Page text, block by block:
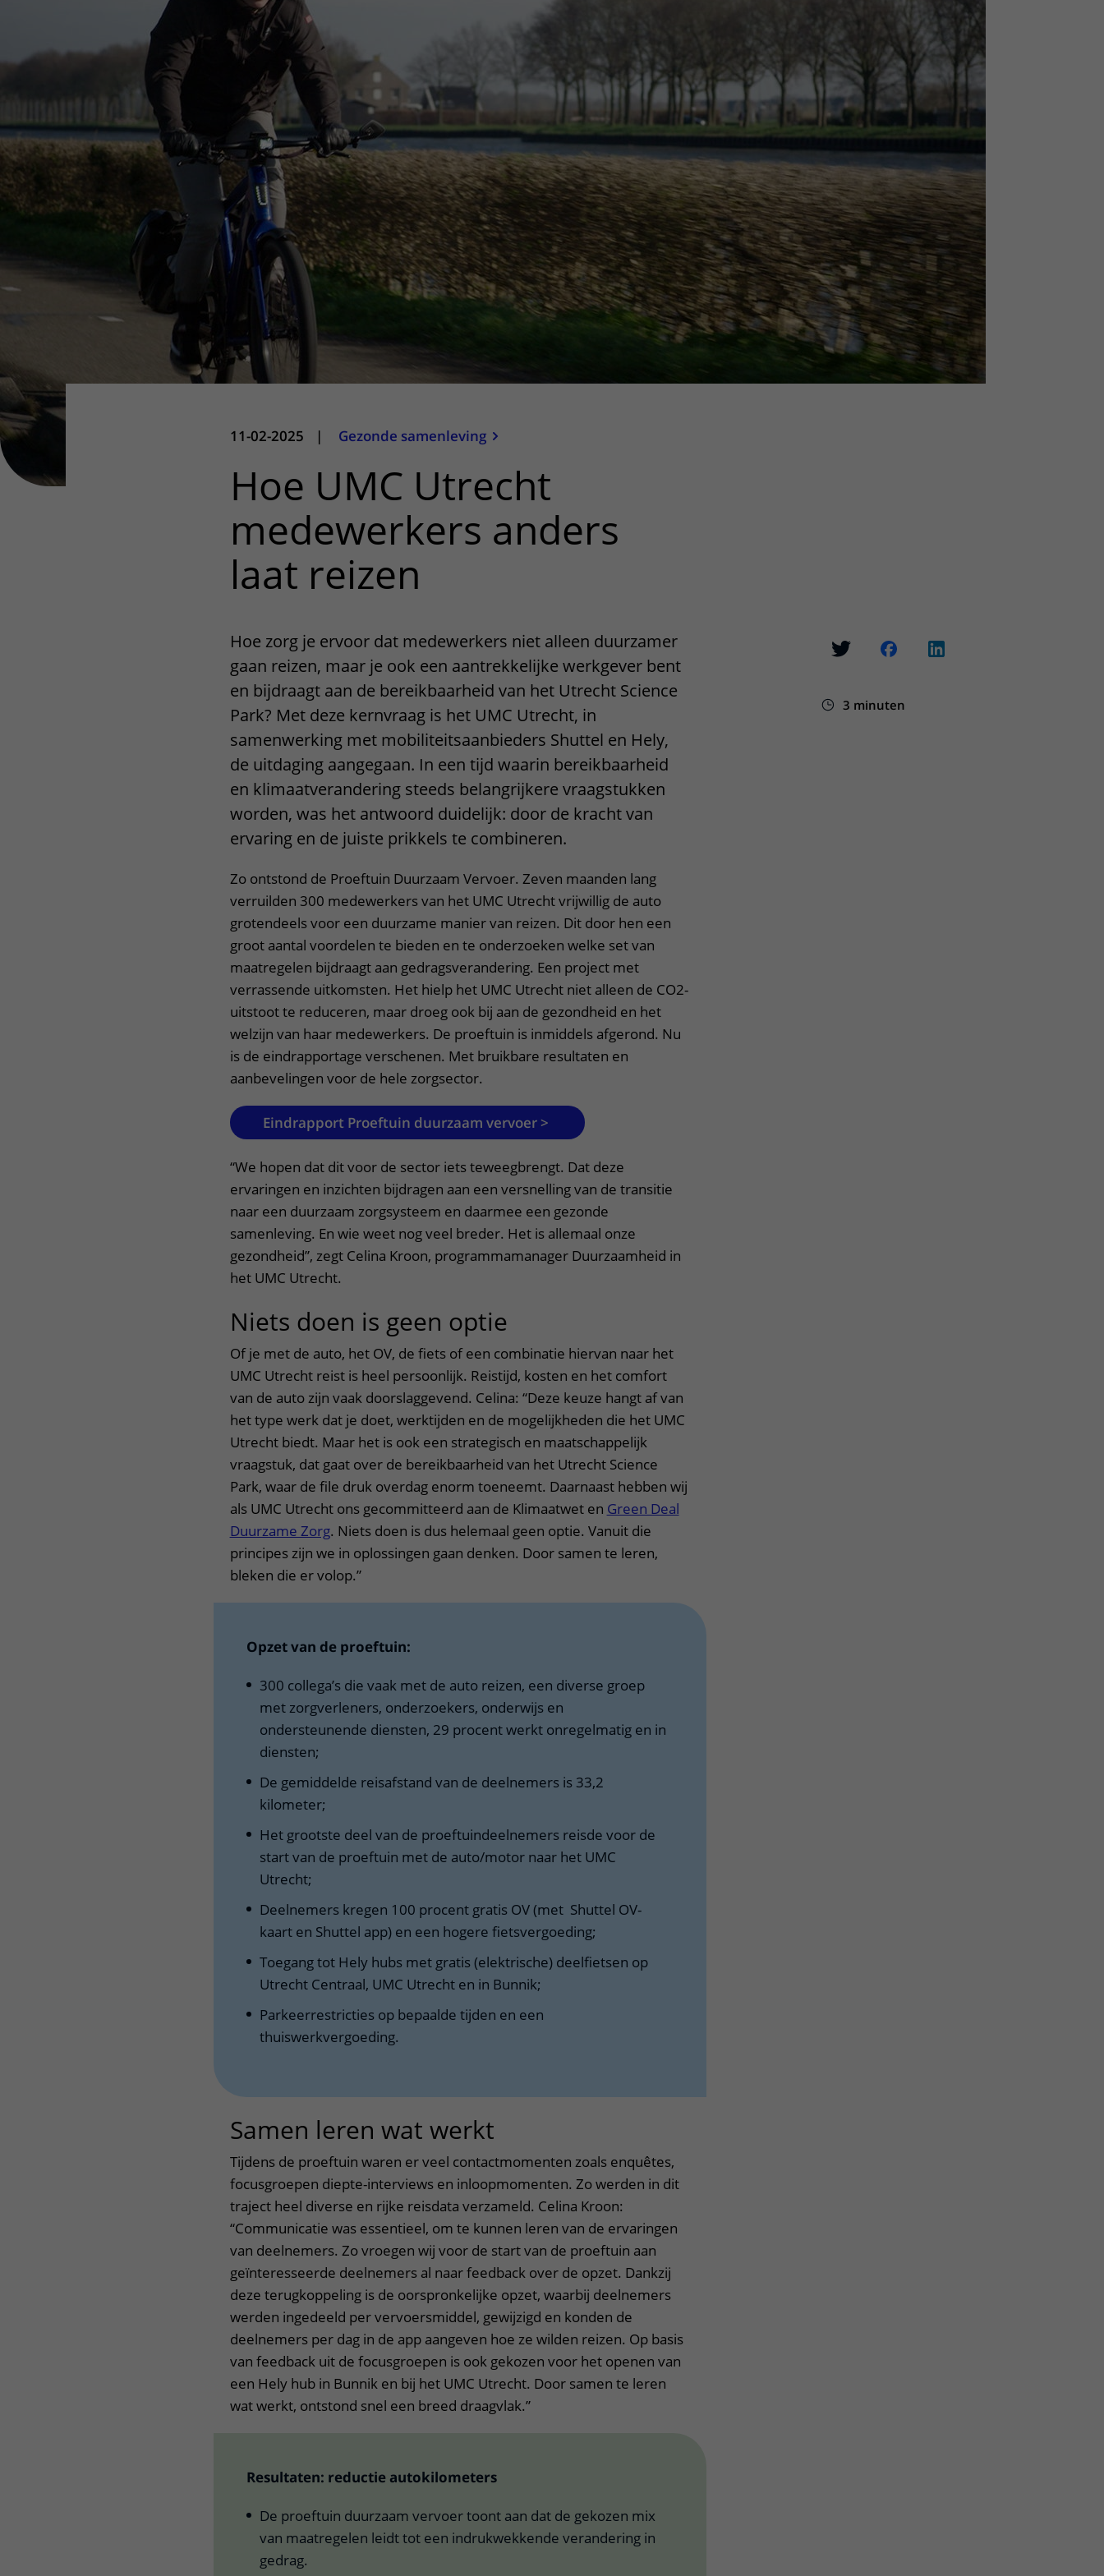
Het Wilhelmina
Kinderziekenhuis
Bezoektijden
Wijzigen patiëntgegevens
Contact met verpleegafdeling
Kinderziekenhuis
11-02-2025 | Gezonde samenleving
Hoe UMC Utrecht
medewerkers anders
laat reizen
3 minuten
Hoe zorg je ervoor dat medewerkers niet alleen duurzamer
gaan reizen, maar je ook een aantrekkelijke werkgever bent
en bijdraagt aan de bereikbaarheid van het Utrecht Science
Park? Met deze kernvraag is het UMC Utrecht, in
samenwerking met mobiliteitsaanbieders Shuttel en Hely,
de uitdaging aangegaan. In een tijd waarin bereikbaarheid
en klimaatverandering steeds belangrijkere vraagstukken
worden, was het antwoord duidelijk: door de kracht van
ervaring en de juiste prikkels te combineren.
Zo ontstond de Proeftuin Duurzaam Vervoer. Zeven maanden lang
verruilden 300 medewerkers van het UMC Utrecht vrijwillig de auto
grotendeels voor een duurzame manier van reizen. Dit door hen een
groot aantal voordelen te bieden en te onderzoeken welke set van
maatregelen bijdraagt aan gedragsverandering. Een project met
verrassende uitkomsten. Het hielp het UMC Utrecht niet alleen de CO2-
uitstoot te reduceren, maar droeg ook bij aan de gezondheid en het
welzijn van haar medewerkers. De proeftuin is inmiddels afgerond. Nu
is de eindrapportage verschenen. Met bruikbare resultaten en
aanbevelingen voor de hele zorgsector.
Eindrapport Proeftuin duurzaam vervoer >
“We hopen dat dit voor de sector iets teweegbrengt. Dat deze
ervaringen en inzichten bijdragen aan een versnelling van de transitie
naar een duurzaam zorgsysteem en daarmee een gezonde
samenleving. En wie weet nog veel breder. Het is allemaal onze
gezondheid”, zegt Celina Kroon, programmamanager Duurzaamheid in
het UMC Utrecht.
Niets doen is geen optie
Of je met de auto, het OV, de fiets of een combinatie hiervan naar het
UMC Utrecht reist is heel persoonlijk. Reistijd, kosten en het comfort
van de auto zijn vaak doorslaggevend. Celina: “Deze keuze hangt af van
het type werk dat je doet, werktijden en de mogelijkheden die het UMC
Utrecht biedt. Maar het is ook een strategisch en maatschappelijk
vraagstuk, dat gaat over de bereikbaarheid van het Utrecht Science
Park, waar de file druk overdag enorm toeneemt. Daarnaast hebben wij
als UMC Utrecht ons gecommitteerd aan de Klimaatwet en Green Deal
Duurzame Zorg. Niets doen is dus helemaal geen optie. Vanuit die
principes zijn we in oplossingen gaan denken. Door samen te leren,
bleken die er volop.”
Opzet van de proeftuin:
300 collega’s die vaak met de auto reizen, een diverse groep
met zorgverleners, onderzoekers, onderwijs en
ondersteunende diensten, 29 procent werkt onregelmatig en in
diensten;
De gemiddelde reisafstand van de deelnemers is 33,2
kilometer;
Het grootste deel van de proeftuindeelnemers reisde voor de
start van de proeftuin met de auto/motor naar het UMC
Utrecht;
Deelnemers kregen 100 procent gratis OV (met Shuttel OV-
kaart en Shuttel app) en een hogere fietsvergoeding;
​​T​oegang tot ​Hely ​hub​s​ met gratis (elektrische) deelfietsen op
Utrecht Centraal, UMC Utrecht en in Bunnik;
Parkeerrestricties op bepaalde tijden en een
thuiswerkvergoeding.
Samen leren wat werkt
Tijdens de proeftuin waren er veel contactmomenten zoals enquêtes,
focusgroepen diepte-interviews en inloopmomenten. Zo werden in dit
traject heel diverse en rijke reisdata verzameld. Celina Kroon:
“Communicatie was essentieel, om te kunnen leren van de ervaringen
van deelnemers. Zo vroegen wij voor de start van de proeftuin aan
geïnteresseerde deelnemers al naar feedback over de opzet. Dankzij
deze terugkoppeling is de oorspronkelijke opzet, waarbij deelnemers
werden ingedeeld per vervoersmiddel, gewijzigd en konden de
deelnemers per dag in de app aangeven hoe ze wilden reizen. Op basis
van feedback uit de focusgroepen is ook gekozen voor het openen van
een Hely hub in Bunnik en bij het UMC Utrecht. Door samen te leren
wat werkt, ontstond snel een breed draagvlak.”
Resultaten: reductie autokilometers
De proeftuin duurzaam vervoer toont aan dat de gekozen mix
van maatregelen leidt tot een indrukwekkende verandering in
gedrag.